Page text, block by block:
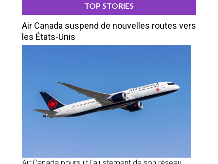
TOP STORIES
Air Canada suspend de nouvelles routes vers
les États-Unis